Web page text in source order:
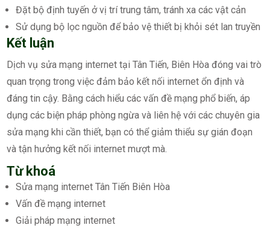
Đặt bộ định tuyến ở vị trí trung tâm, tránh xa các vật cản
Sử dụng bộ lọc nguồn để bảo vệ thiết bị khỏi sét lan truyền
Kết luận
Dịch vụ sửa mạng internet tại Tân Tiến, Biên Hòa đóng vai trò
quan trọng trong việc đảm bảo kết nối internet ổn định và
đáng tin cậy. Bằng cách hiểu các vấn đề mạng phổ biến, áp
dụng các biện pháp phòng ngừa và liên hệ với các chuyên gia
sửa mạng khi cần thiết, bạn có thể giảm thiểu sự gián đoạn
và tận hưởng kết nối internet mượt mà.
Từ khoá
Sửa mạng internet Tân Tiến Biên Hòa
Vấn đề mạng internet
Giải pháp mạng internet